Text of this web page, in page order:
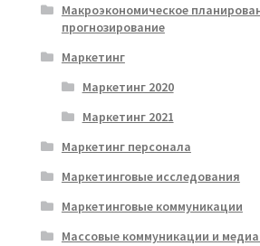
Макроэкономическое
прогнозирование
Маркетинг
Маркетинг 2020
Маркетинг 2021
Маркетинг персонала
Маркетинговые исследования
Маркетинговые коммуникации
Массовые коммуникации и